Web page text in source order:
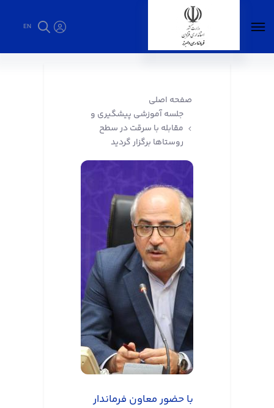
EN
صفحه اصلی
جلسه آموزشی پیشگیری و
مقابله با سرقت در سطح
روستاها برگزار گردید
با حضور معاون فرماندار